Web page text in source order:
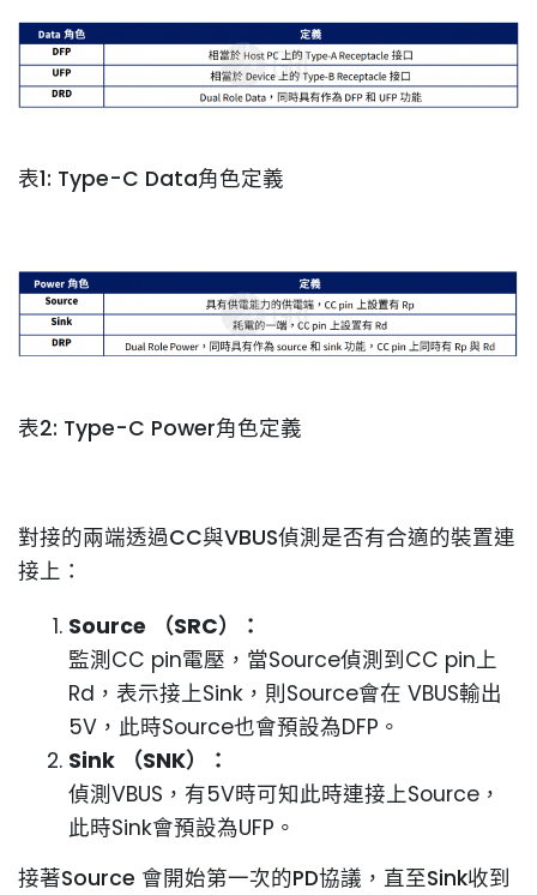
表1: Type-C Data角色定義
表2: Type-C Power角色定義
對接的兩端透過CC與VBUS偵測是否有合適的裝置連
接上：
Source
（SRC）
：
監測CC pin電壓，當Source偵測到CC pin上
Rd，表示接上Sink，則Source會在 VBUS輸出
5V，此時Source也會預設為DFP。
Sink
（SNK）
：
偵測VBUS，有5V時可知此時連接上Source，
此時Sink會預設為UFP。
接著Source 會開始第一次的PD協議，直至Sink收到